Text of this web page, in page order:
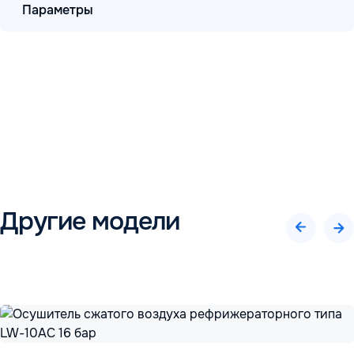
Параметры
Другие модели